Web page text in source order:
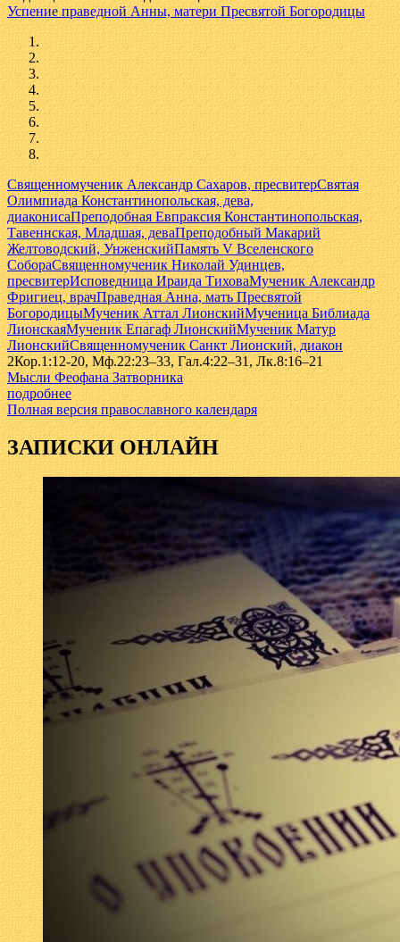
Успение праведной Анны, матери Пресвятой Богородицы
Священномученик Александр Сахаров, пресвитерСвятая
Олимпиада Константинопольская, дева,
диаконисаПреподобная Евпраксия Константинопольская,
Тавеннская, Младшая, деваПреподобный Макарий
Желтоводский, УнженскийПамять V Вселенского
СобораСвященномученик Николай Удинцев,
пресвитерИсповедница Ираида ТиховаМученик Александр
Фригиец, врачПраведная Анна, мать Пресвятой
БогородицыМученик Аттал ЛионскийМученица Библиада
ЛионскаяМученик Епагаф ЛионскийМученик Матур
ЛионскийСвященномученик Санкт Лионский, диакон
2Кор.1:12-20, Мф.22:23–33, Гал.4:22–31, Лк.8:16–21
Мысли Феофана Затворника
подробнее
Полная версия православного календаря
ЗАПИСКИ ОНЛАЙН